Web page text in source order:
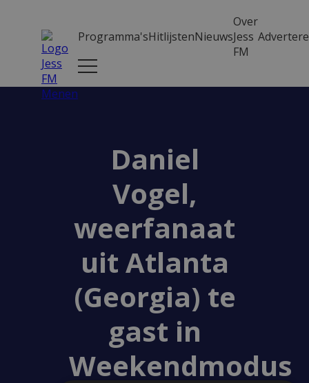
Programma'sHitlijstenNieuws
Over
Jess
FM
Daniel
Vogel,
weerfanaat
uit Atlanta
(Georgia) te
gast in
Weekendmodus